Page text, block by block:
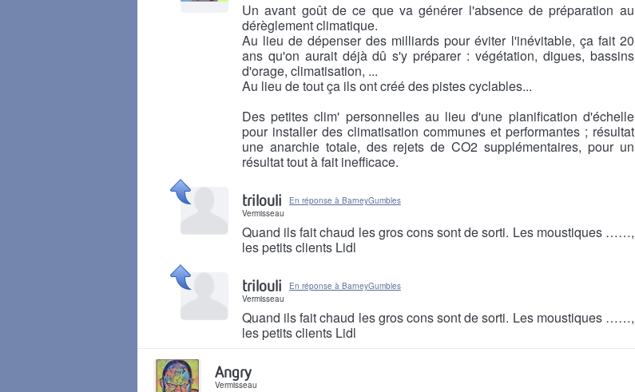
Un avant goût de ce que va générer l'absence de préparation au
dérèglement climatique.
Au lieu de dépenser des milliards pour éviter l'inévitable, ça fait 20
ans qu'on aurait déjà dû s'y préparer : végétation, digues, bassins
d'orage, climatisation, ...
Au lieu de tout ça ils ont créé des pistes cyclables...
Des petites clim' personnelles au lieu d'une planification d'échelle
pour installer des climatisation communes et performantes ; résultat
une anarchie totale, des rejets de CO2 supplémentaires, pour un
résultat tout à fait inefficace.
Il y a 1 mois
trilouli
En réponse à BarneyGumbles
Vermisseau
Quand ils fait chaud les gros cons sont de sorti. Les moustiques ……,
les petits clients Lidl
Il y a 1 mois
trilouli
En réponse à BarneyGumbles
Vermisseau
Quand ils fait chaud les gros cons sont de sorti. Les moustiques ……,
les petits clients Lidl
Angry
Vermisseau